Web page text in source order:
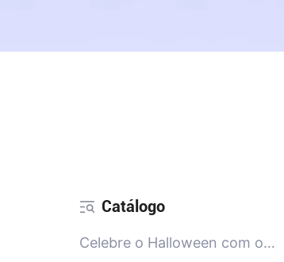
Catálogo
Celebre o Halloween com o